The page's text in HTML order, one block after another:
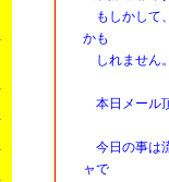
もしかして
かも
しれません。
本日メール
今日の事は
ャで